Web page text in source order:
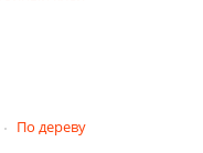
По дереву